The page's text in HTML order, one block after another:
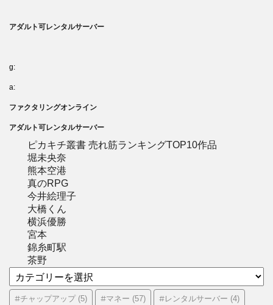
アダルト可レンタルサーバー
g:
a:
ファクタリングオンライン
アダルト可レンタルサーバー
ピカキチ叢書 売れ筋ランキングTOP10作品
堀未央奈
熊本空港
真のRPG
今井絵理子
大橋くん
横浜優勝
宮本
錦糸町駅
茶野
テ
ゴ
#チャップアップ(5) #マネー (57) #レンタルサーバー (4)